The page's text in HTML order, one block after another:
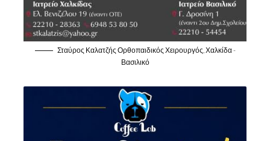
Σταύρος Καλατζής Ορθοπαιδικός Χειρουργός, Χαλκίδα -
Βασιλικό